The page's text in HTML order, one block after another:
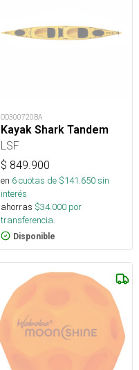
OD300720BA
Kayak Shark Tandem
LSF
$ 849.900
en 6cuotas de $141.650sin
interés
ahorras $34.000 por
transferencia.
Disponible